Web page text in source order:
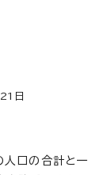
21 日
人口の合計と一